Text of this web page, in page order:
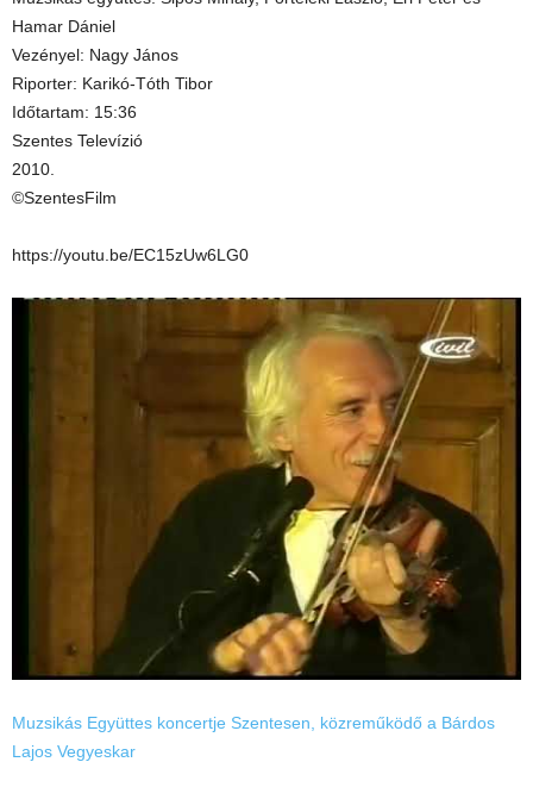
Hamar Dániel
Vezényel: Nagy János
Riporter: Karikó-Tóth Tibor
Időtartam: 15:36
Szentes Televízió
2010.
©SzentesFilm
https://youtu.be/EC15zUw6LG0
Muzsikás Együttes koncertje Szentesen, közreműködő a Bárdos
Lajos Vegyeskar